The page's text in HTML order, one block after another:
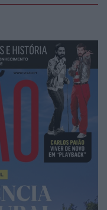
o, enquanto
os motivos
para uma
esperou cerca de
as algemas, e de
que é acusado.
mostra, dizendo
a preparar a
contra a
tutela, foi usada